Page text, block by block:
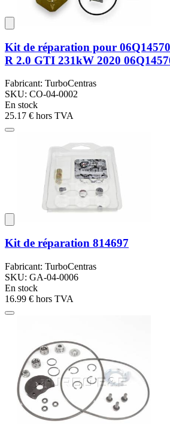
Kit de réparation pour
R 2.0 GTI 231kW 2020
Fabricant: TurboCentras
SKU: CO-04-0002
En stock
25.17 € hors TVA
Kit de réparation 814697
Fabricant: TurboCentras
SKU: GA-04-0006
En stock
16.99 € hors TVA